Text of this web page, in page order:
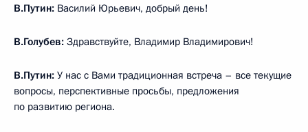
В.Путин: Василий Юрьевич, добрый день!
В.Голубев: Здравствуйте, Владимир Владимирович!
В.Путин: У нас с Вами традиционная встреча – все текущие
вопросы, перспективные просьбы, предложения
по развитию региона.